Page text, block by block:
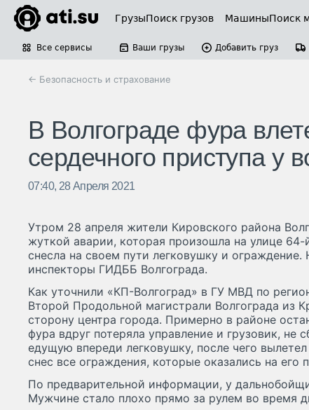
ГрузыПоиск грузов МашиныПоиск
Все сервисы Ваши грузы Добавить груз
← Безопасность и страхование
В Волгограде фура
сердечного приступа у
07:40, 28 Апреля 2021
Утром 28 апреля жители Кировского района
жуткой аварии, которая произошла на улице
снесла на своем пути легковушку и
инспекторы ГИДББ Волгограда.
Как уточнили «КП-Волгоград» в ГУ МВД по
Второй Продольной магистрали Волгограда из
сторону центра города. Примерно в районе
фура вдруг потеряла управление и грузовик, не
едущую впереди легковушку, после чего
снес все ограждения, которые оказались на его
По предварительной информации, у
Мужчине стало плохо прямо за рулем во время